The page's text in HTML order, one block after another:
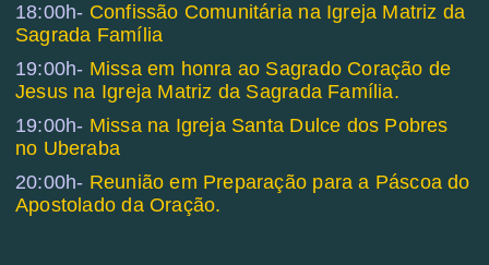
18:00h- Confissão Comunitária na Igreja Matriz da
Sagrada Família
19:00h- Missa em honra ao Sagrado Coração de
Jesus na Igreja Matriz da Sagrada Família.
19:00h- Missa na Igreja Santa Dulce dos Pobres
no Uberaba
20:00h- Reunião em Preparação para a Páscoa do
Apostolado da Oração.